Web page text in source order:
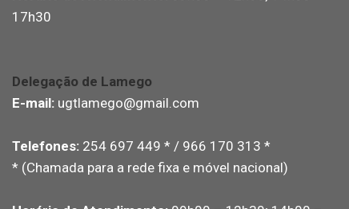
17h30
Delegação de Lamego
E-mail: ugtlamego@gmail.com
Telefones: 254 697 449 * / 966 170 313 *
* (Chamada para a rede fixa e móvel nacional)